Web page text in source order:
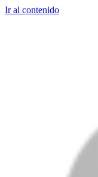
Ir al contenido